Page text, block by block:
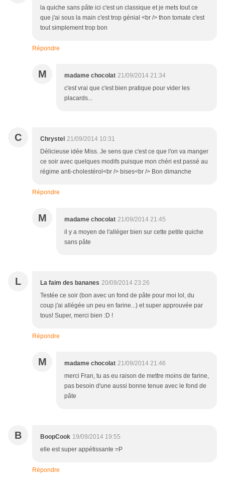
la quiche sans pâte ici c'est un classique et je mets tout ce
que j'ai sous la main c'est trop génial <br /> thon tomate c'est
tout simplement trop bon
Répondre
M madame chocolat 21/09/2014 21:34
c'est vrai que c'est bien pratique pour vider les
placards...
C Chrystel 21/09/2014 10:31
Délicieuse idée Miss. Je sens que c'est ce que l'on va manger
ce soir avec quelques modifs puisque mon chéri est passé au
régime anti-cholestérol<br /> bises<br /> Bon dimanche
Répondre
M madame chocolat 21/09/2014 21:45
il y a moyen de l'alléger bien sur cette petite quiche
sans pâte
L La faim des bananes 20/09/2014 23:26
Testée ce soir (bon avec un fond de pâte pour moi lol, du
coup j'ai allégée un peu en farine...) et super approuvée par
tous! Super, merci bien :D !
Répondre
M madame chocolat 21/09/2014 21:46
merci Fran, tu as eu raison de mettre moins de farine,
pas besoin d'une aussi bonne tenue avec le fond de
pâte
B BoopCook 19/09/2014 19:55
elle est super appétissante =P
Répondre